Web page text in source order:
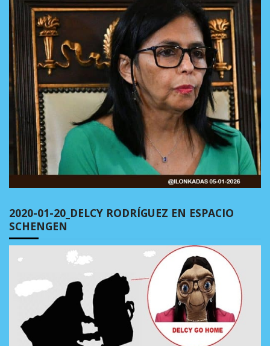
2020-01-20_DELCY RODRÍGUEZ EN ESPACIO
SCHENGEN